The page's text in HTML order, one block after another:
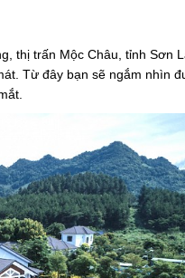
thị trấn Mộc Châu, tỉnh Sơn
Từ đây bạn sẽ ngắm nhìn